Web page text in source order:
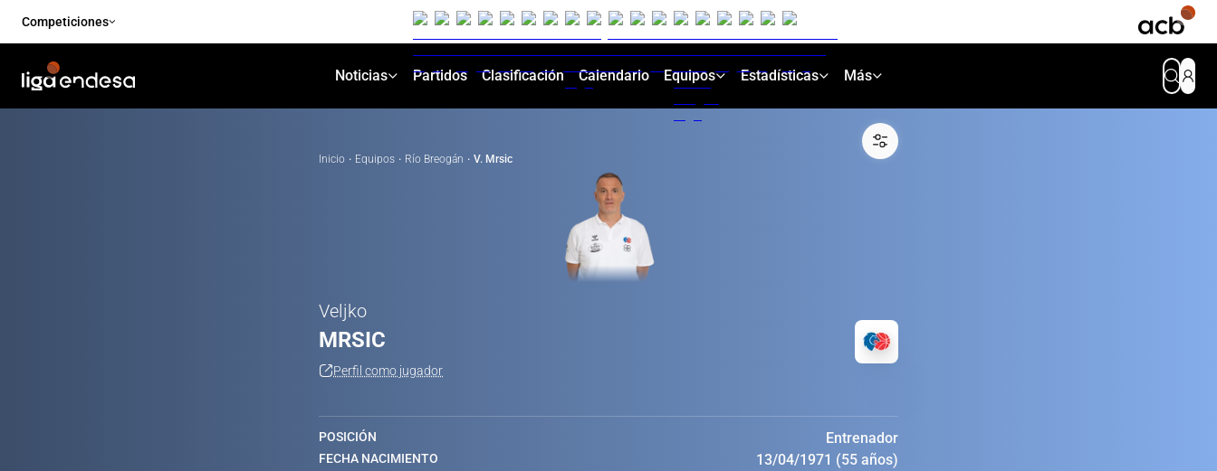
Competiciones
Noticias Partidos Clasificación Calendario Equipos Estadísticas Más
Inicio · Equipos · Río Breogán · V. Mrsic
Veljko
MRSIC
Perfil como jugador
POSICIÓN Entrenador
FECHA NACIMIENTO 13/04/1971 (55 años)